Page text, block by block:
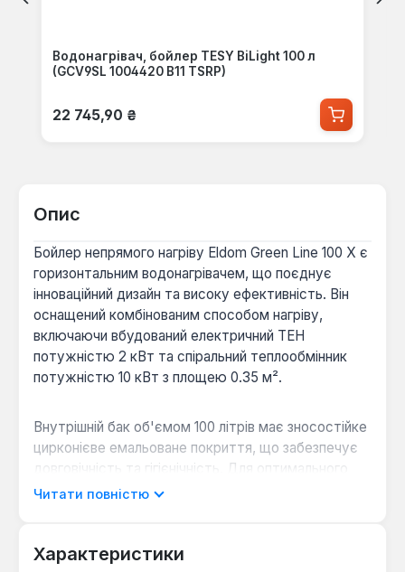
Водонагрівач, бойлер TESY BiLight 100 л
(GCV9SL 1004420 B11 TSRP)
Звичайна ціна:
22 745,90 ₴
Опис
Бойлер непрямого нагріву Eldom Green Line 100 X є
горизонтальним водонагрівачем, що поєднує
інноваційний дизайн та високу ефективність. Він
оснащений комбінованим способом нагріву,
включаючи вбудований електричний ТЕН
потужністю 2 кВт та спіральний теплообмінник
потужністю 10 кВт з площею 0.35 м².
Внутрішній бак об'ємом 100 літрів має зносостійке
цирконієве емальоване покриття, що забезпечує
довговічність та гігієнічність. Для оптимального
антикорозійного захисту передбачено два
клапан гарантують безпечну експлуатацію.
Читати повністю
Характеристики